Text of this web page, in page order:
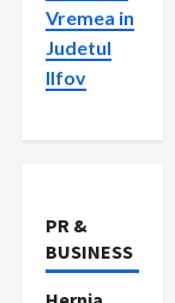
Vremea in
Judetul
Ilfov
PR &
BUSINESS